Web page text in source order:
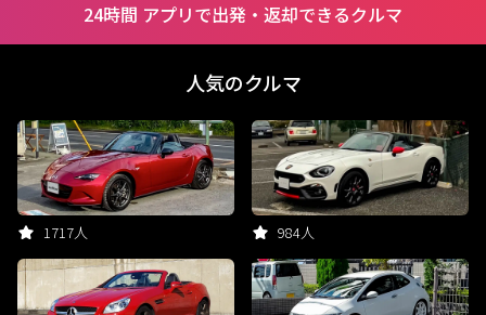
24時間 アプリで出発・返却できるクルマ
人気のクルマ
1717人 984人